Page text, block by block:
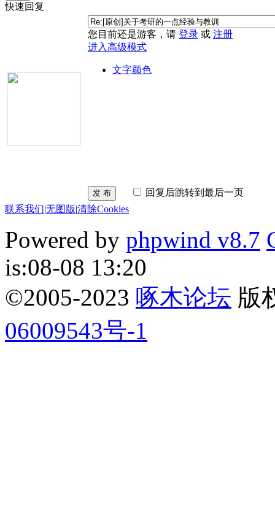
快速回复
您目前还是游客，请 登录 或 注册
进入高级模式
文字颜色
发 布
回复后跳转到最后一页
联系我们|无图版|清除Cookies
Powered by phpwind v8.7
is:08-08 13:20
©2005-2023 啄木论坛 版
06009543号-1